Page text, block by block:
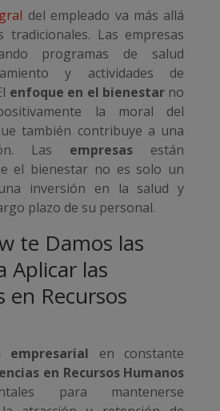
del empleado va más allá
tradicionales. Las empresas
programas de salud
y actividades de
enfoque en el bienestarno
la moral del
también contribuye a una
Las empresas están
el bienestar no es solo un
inversión en la salud y
plazo de su personal.
te Damos las
Aplicar las
en Recursos
empresarial en constante
en Recursos Humanos
para mantenerse